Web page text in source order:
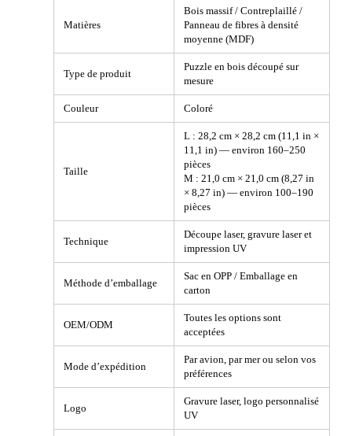
Matières
Bois massif / Contreplaillé /
Panneau de fibres à densité
moyenne (MDF)
Type de produit
Puzzle en bois découpé sur
mesure
Couleur Coloré
Taille
L : 28,2 cm × 28,2 cm (11,1 in ×
11,1 in) — environ 160–250
pièces
M : 21,0 cm × 21,0 cm (8,27 in
× 8,27 in) — environ 100–190
pièces
Technique
Découpe laser, gravure laser et
impression UV
Méthode d’emballage
Sac en OPP / Emballage en
carton
OEM/ODM
Toutes les options sont
acceptées
Mode d’expédition
Par avion, par mer ou selon vos
préférences
Logo
Gravure laser, logo personnalisé
UV